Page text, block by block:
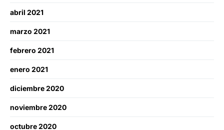
abril 2021
marzo 2021
febrero 2021
enero 2021
diciembre 2020
noviembre 2020
octubre 2020